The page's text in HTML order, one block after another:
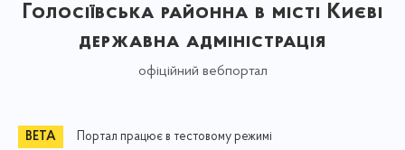
Голосіївська районна в місті Києві
державна адміністрація
офіційний вебпортал
Портал працює в тестовому режимі